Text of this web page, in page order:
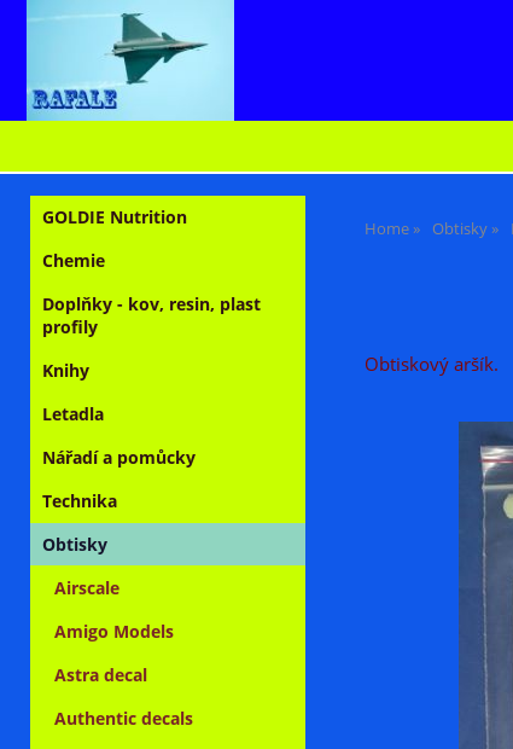
Home Obtisky
Obtiskový aršík.
GOLDIE Nutrition
Chemie
Doplňky - kov, resin, plast
profily
Knihy
Letadla
Nářadí a pomůcky
Technika
Obtisky
Airscale
Amigo Models
Astra decal
Authentic decals